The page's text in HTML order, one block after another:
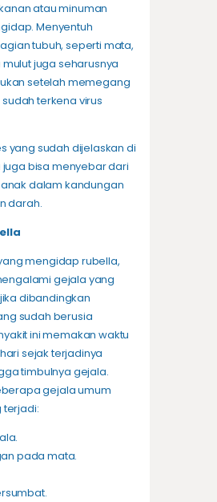
atau minuman
Menyentuh
tubuh, seperti mata,
juga seharusnya
setelah memegang
terkena virus
yang sudah dijelaskan di
juga bisa menyebar dari
dalam kandungan
darah.
mengidap rubella,
gejala yang
dibandingkan
sudah berusia
ini memakan waktu
hari sejak terjadinya
timbulnya gejala.
gejala umum
terjadi:
pada mata.